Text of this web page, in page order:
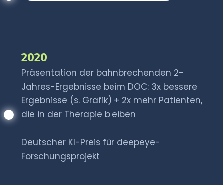
2020
Präsentation der bahnbrechenden 2-
Jahres-Ergebnisse beim DOC: 3x bessere
Ergebnisse (s. Grafik) + 2x mehr Patienten,
die in der Therapie bleiben
Deutscher KI-Preis für deepeye-
Forschungsprojekt